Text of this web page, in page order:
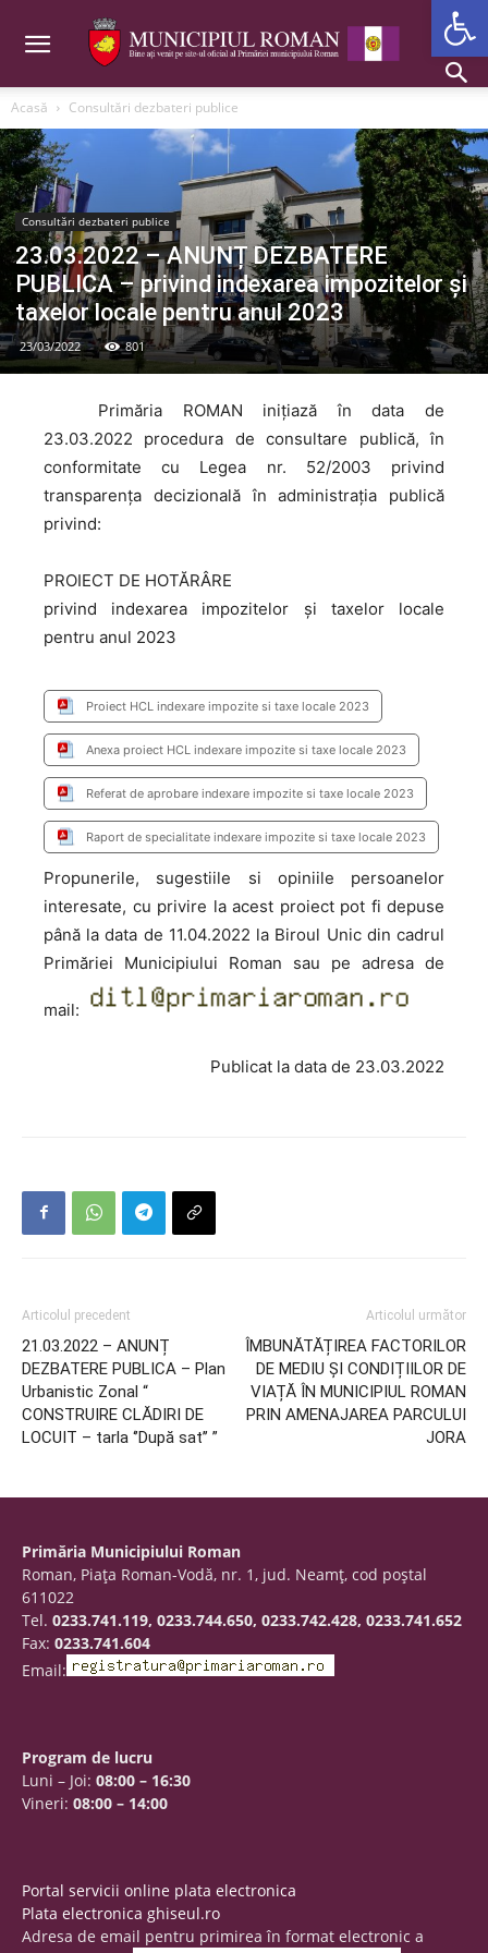
Acasă Consultări dezbateri publice
Consultări dezbateri publice
23.03.2022 – ANUNȚ DEZBATERE
PUBLICA – privind indexarea impozitelor și
taxelor locale pentru anul 2023
23/03/2022 801
Primăria ROMAN inițiază în data de
23.03.2022 procedura de consultare publică, în
conformitate cu Legea nr. 52/2003 privind
transparența decizională în administrația publică
privind:
PROIECT DE HOTĂRÂRE
privind indexarea impozitelor și taxelor locale
pentru anul 2023
Proiect HCL indexare impozite si taxe locale 2023
Anexa proiect HCL indexare impozite si taxe locale 2023
Referat de aprobare indexare impozite si taxe locale 2023
Raport de specialitate indexare impozite si taxe locale 2023
Propunerile, sugestiile si opiniile persoanelor
interesate, cu privire la acest proiect pot fi depuse
până la data de 11.04.2022 la Biroul Unic din cadrul
Primăriei Municipiului Roman sau pe adresa de
mail:
Publicat la data de 23.03.2022
Articolul precedent
21.03.2022 – ANUNȚ
DEZBATERE PUBLICA – Plan
Urbanistic Zonal “
CONSTRUIRE CLĂDIRI DE
LOCUIT – tarla ‘’După sat’’ ”
Articolul următor
ÎMBUNĂTĂȚIREA FACTORILOR
DE MEDIU ȘI CONDIȚIILOR DE
VIAȚĂ ÎN MUNICIPIUL ROMAN
PRIN AMENAJAREA PARCULUI
JORA
Primăria Municipiului Roman
Roman, Piaţa Roman-Vodă, nr. 1, jud. Neamţ, cod poştal
611022
Tel. 0233.741.119, 0233.744.650, 0233.742.428, 0233.741.652
Fax: 0233.741.604
Email:
Program de lucru
Luni – Joi: 08:00 – 16:30
Vineri: 08:00 – 14:00
Portal servicii online plata electronica
Plata electronica ghiseul.ro
Adresa de email pentru primirea în format electronic a